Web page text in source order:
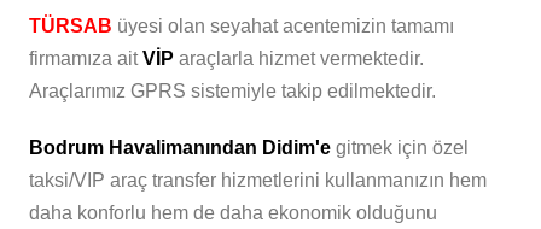
TÜRSAB üyesi olan seyahat acentemizin tamamı
firmamıza aitVİP araçlarla hizmet vermektedir.
Araçlarımız GPRS sistemiyle takip edilmektedir.
Bodrum Havalimanından Didim'e gitmek için özel
taksi/VIP araç transfer hizmetlerini kullanmanızın hem
daha konforlu hem de daha ekonomik olduğunu